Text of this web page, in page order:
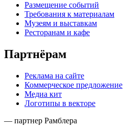
Размещение событий
Требования к материалам
Музеям и выставкам
Ресторанам и кафе
Партнёрам
Реклама на сайте
Коммерческое предложение
Медиа кит
Логотипы в векторе
— партнер Рамблера